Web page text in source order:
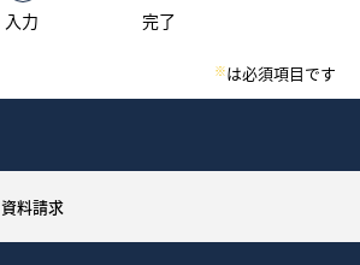
入力 完了
※は必須項目です
資料請求